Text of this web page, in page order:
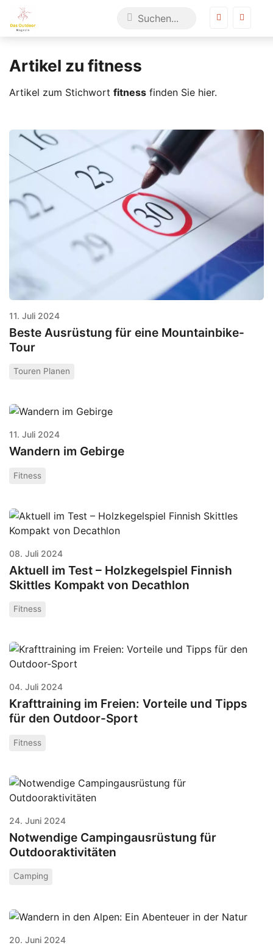
Artikel zu fitness
Artikel zum Stichwort fitness finden Sie hier.
11. Juli 2024
Beste Ausrüstung für eine Mountainbike-
Tour
Touren Planen
11. Juli 2024
Wandern im Gebirge
Fitness
08. Juli 2024
Aktuell im Test – Holzkegelspiel Finnish
Skittles Kompakt von Decathlon
Fitness
04. Juli 2024
Krafttraining im Freien: Vorteile und Tipps
für den Outdoor-Sport
Fitness
24. Juni 2024
Notwendige Campingausrüstung für
Outdooraktivitäten
Camping
20. Juni 2024